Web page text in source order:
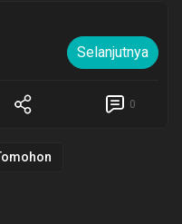
Selanjutnya
0